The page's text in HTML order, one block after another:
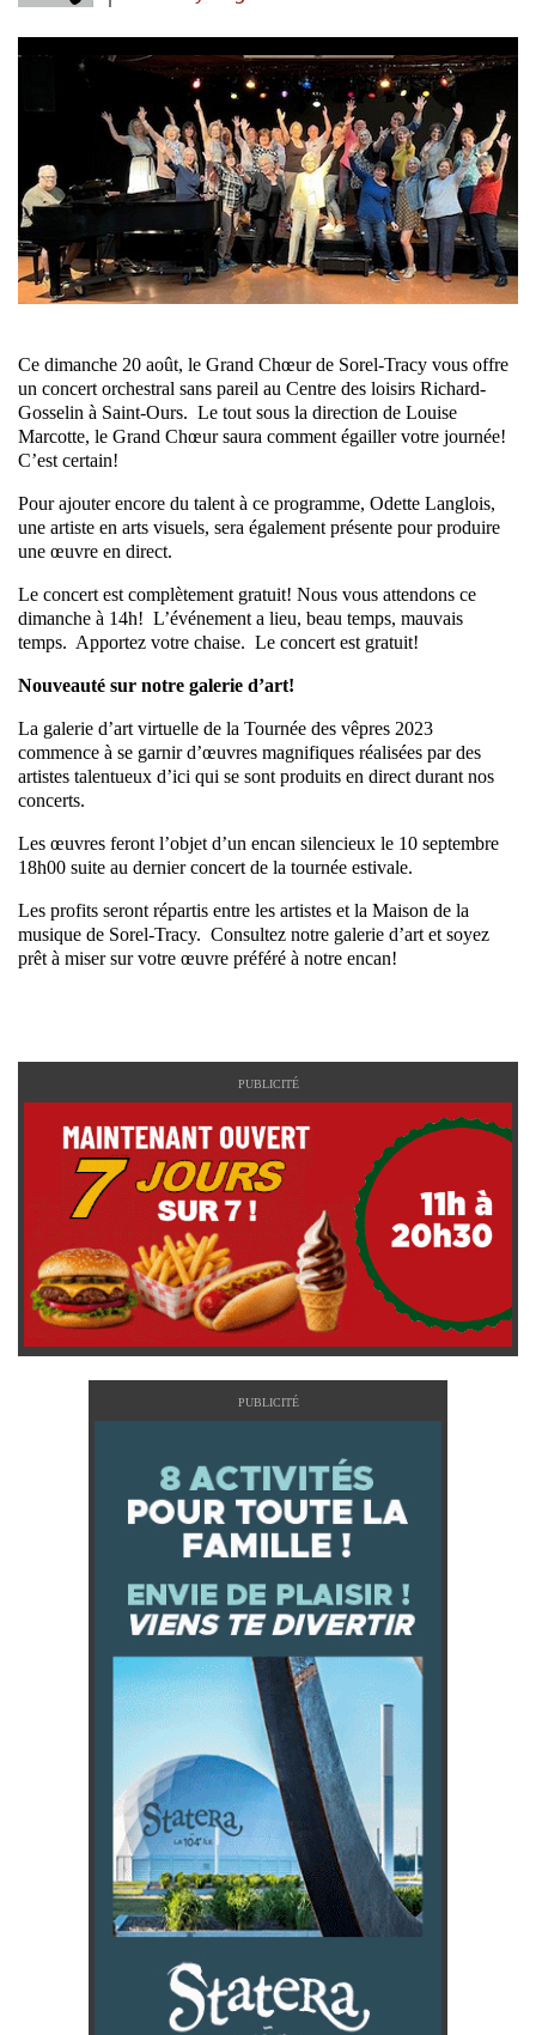
Ce dimanche 20 août, le Grand Chœur de Sorel-Tracy vous offre
un concert orchestral sans pareil au Centre des loisirs Richard-
Gosselin à Saint-Ours. Le tout sous la direction de Louise
Marcotte, le Grand Chœur saura comment égailler votre journée!
C’est certain!
Pour ajouter encore du talent à ce programme, Odette Langlois,
une artiste en arts visuels, sera également présente pour produire
une œuvre en direct.
Le concert est complètement gratuit! Nous vous attendons ce
dimanche à 14h! L’événement a lieu, beau temps, mauvais
temps. Apportez votre chaise. Le concert est gratuit!
Nouveauté sur notre galerie d’art!
La galerie d’art virtuelle de la Tournée des vêpres 2023
commence à se garnir d’œuvres magnifiques réalisées par des
artistes talentueux d’ici qui se sont produits en direct durant nos
concerts.
Les œuvres feront l’objet d’un encan silencieux le 10 septembre
18h00 suite au dernier concert de la tournée estivale.
Les profits seront répartis entre les artistes et la Maison de la
musique de Sorel-Tracy. Consultez notre galerie d’art et soyez
prêt à miser sur votre œuvre préféré à notre encan!
PUBLICITÉ
PUBLICITÉ